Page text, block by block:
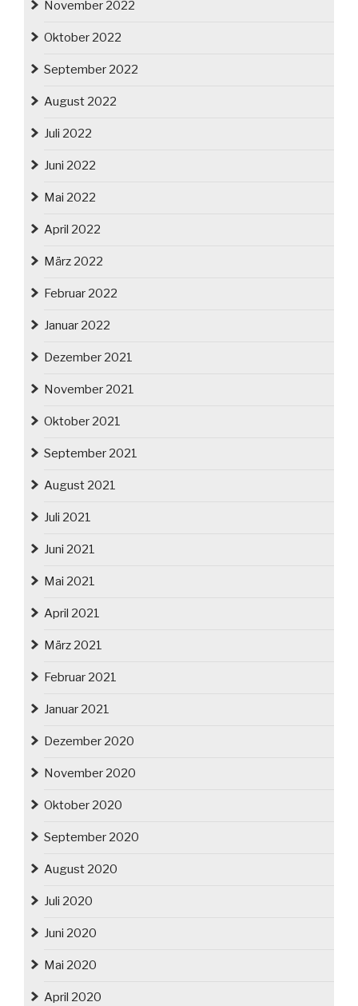
November 2022
Oktober 2022
September 2022
August 2022
Juli 2022
Juni 2022
Mai 2022
April 2022
März 2022
Februar 2022
Januar 2022
Dezember 2021
November 2021
Oktober 2021
September 2021
August 2021
Juli 2021
Juni 2021
Mai 2021
April 2021
März 2021
Februar 2021
Januar 2021
Dezember 2020
November 2020
Oktober 2020
September 2020
August 2020
Juli 2020
Juni 2020
Mai 2020
April 2020